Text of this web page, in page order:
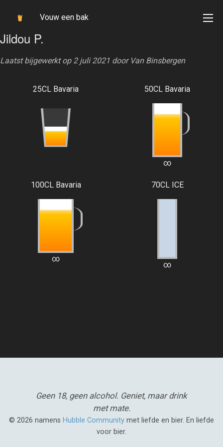
Vouw een bak
Jildou P.
Laatst bijgewerkt op 2 juli 2021 door Van Binsbergen
25CL Bavaria 50CL Bavaria
∞
100CL Bavaria
∞
70CL ICE
∞
Geen 18, geen alcohol. Geniet, maar drink
met mate.
© 2026 namens Hubble Community met liefde en bier. En liefde
voor bier.